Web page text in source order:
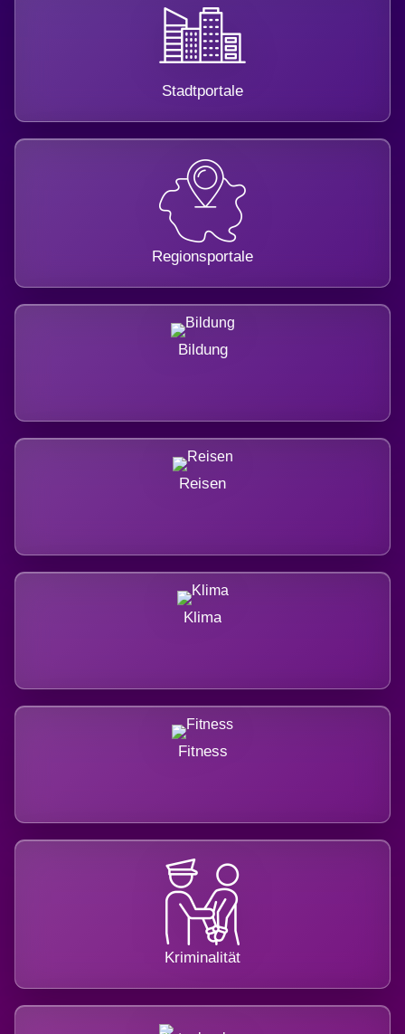
Stadtportale
Regionsportale
Bildung
Reisen
Klima
Fitness
Kriminalität